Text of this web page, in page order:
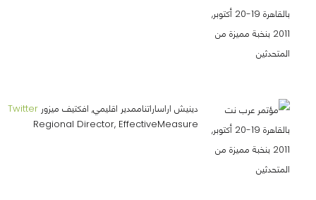
دينيش اراساراتناممدير اقليمي, افكتيف ميزور Twitter
Regional Director, EffectiveMeasure